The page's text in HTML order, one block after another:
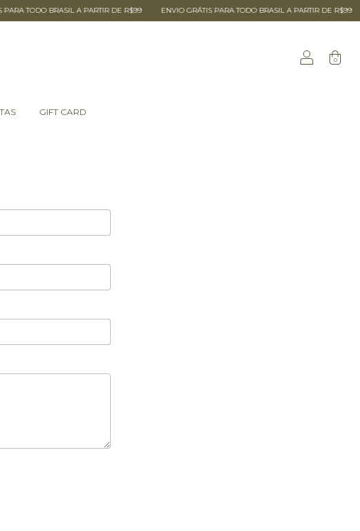
TODO BRASIL A PARTIR DE R$99 ENVIO GRÁTIS PARA TODO BRASIL A PARTIR DE R$99
0
GIFT CARD